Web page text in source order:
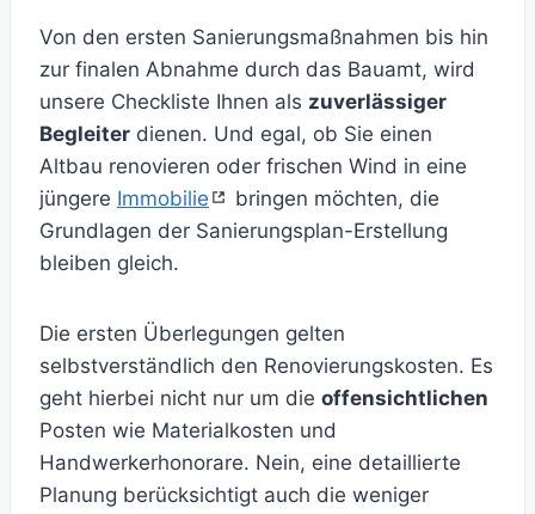
Von den ersten Sanierungsmaßnahmen bis hin
zur finalen Abnahme durch das Bauamt, wird
unsere Checkliste Ihnen als zuverlässiger
Begleiter dienen. Und egal, ob Sie einen
Altbau renovieren oder frischen Wind in eine
jüngere Immobilie
bringen möchten, die
Grundlagen der Sanierungsplan-Erstellung
bleiben gleich.
Die ersten Überlegungen gelten
selbstverständlich den Renovierungskosten. Es
geht hierbei nicht nur um die offensichtlichen
Posten wie Materialkosten und
Handwerkerhonorare. Nein, eine detaillierte
Planung berücksichtigt auch die weniger